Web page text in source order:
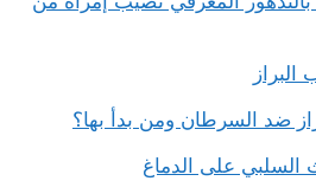
ضد السرطان ومن بدأ بها؟